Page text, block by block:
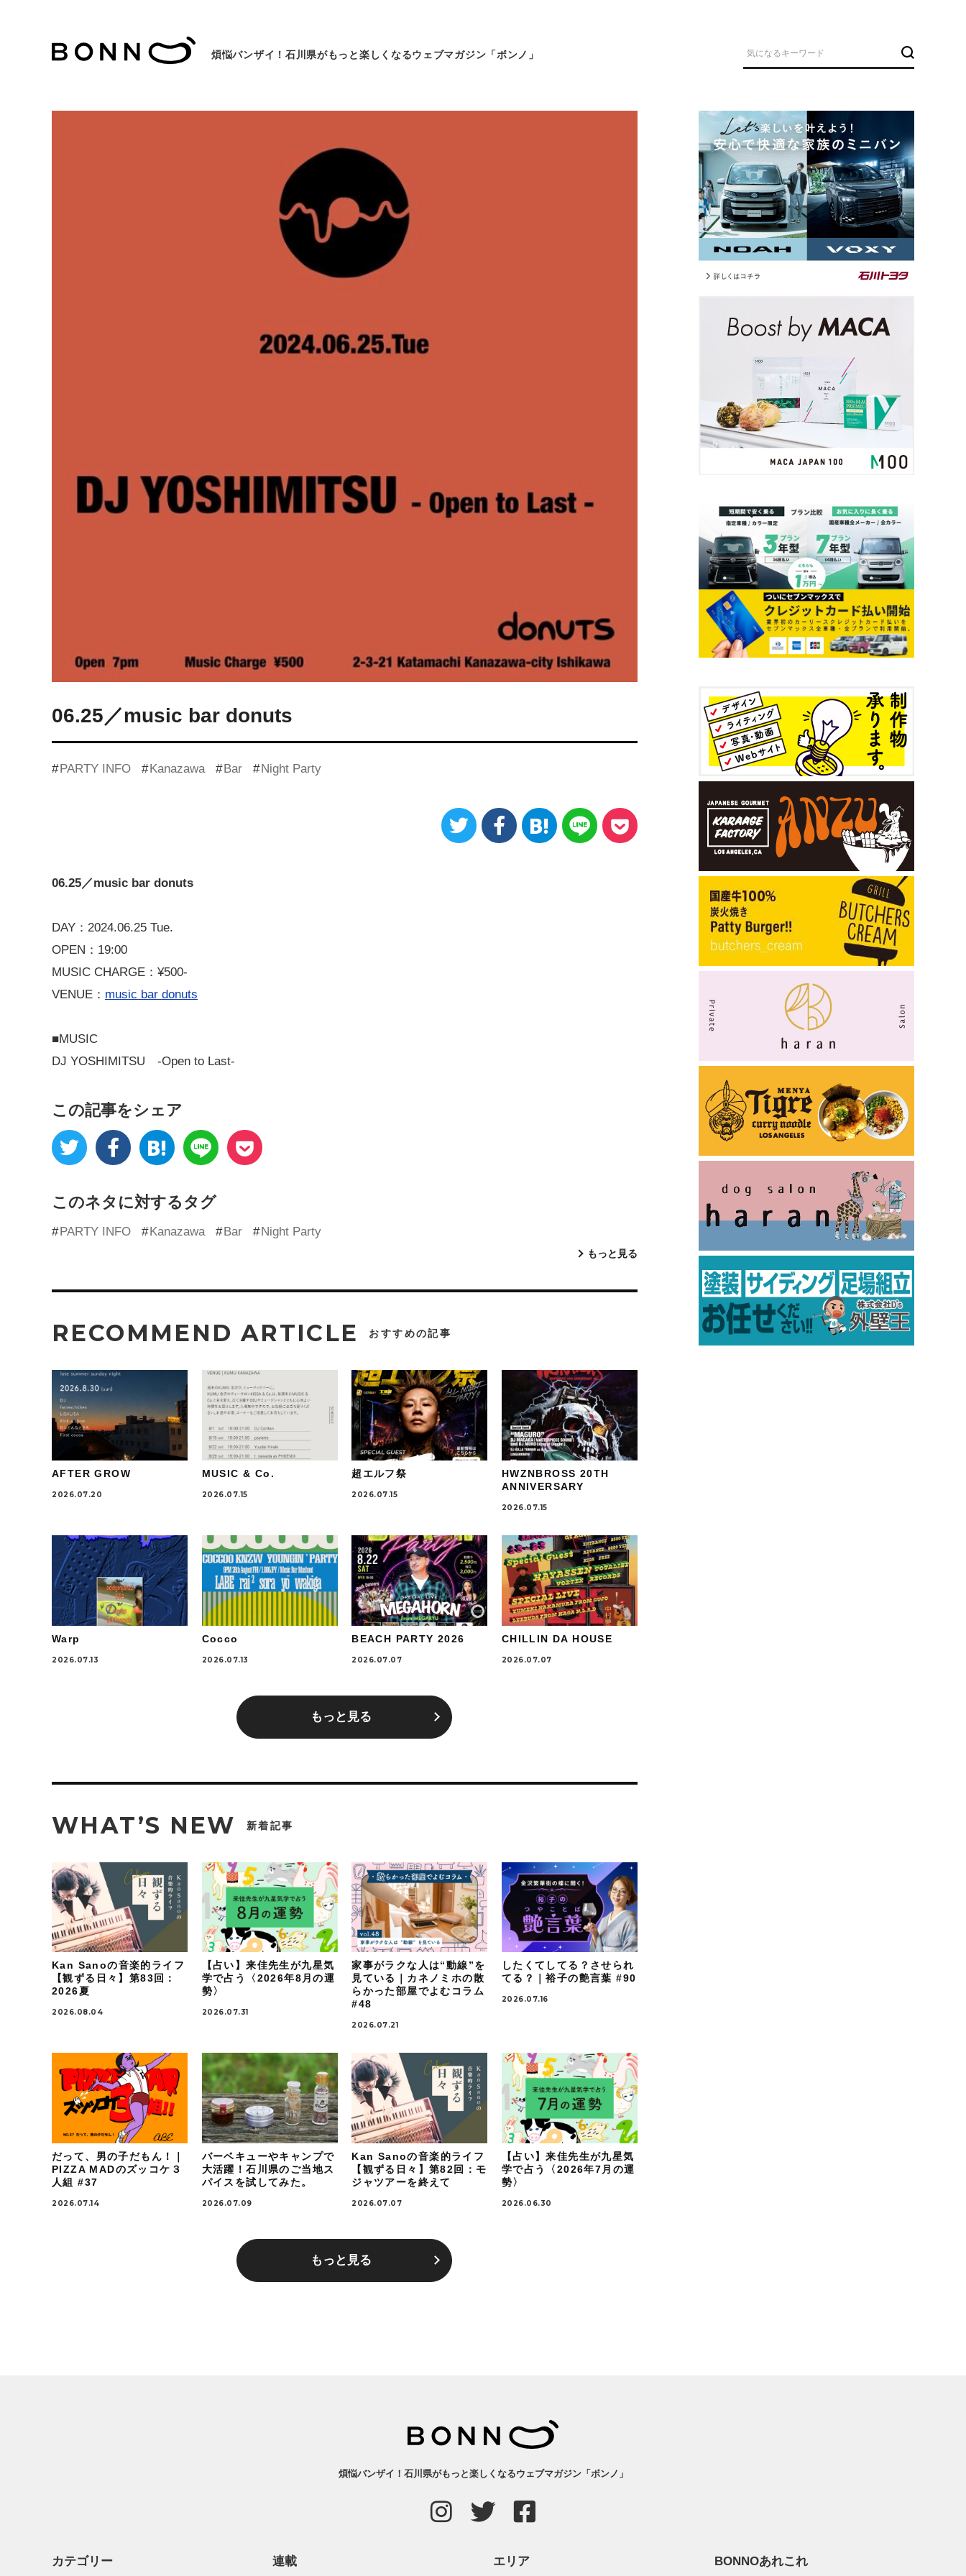
煩悩バンザイ！石川県がもっと楽しくなるウェブマガジン「ボンノ」
06.25／music bar donuts
PARTY INFO Kanazawa Bar Night Party
06.25／music bar donuts
DAY：2024.06.25 Tue.
OPEN：19:00
MUSIC CHARGE：¥500-
VENUE： music bar donuts
■MUSIC
DJ YOSHIMITSU -Open to Last-
この記事をシェア
このネタに対するタグ
PARTY INFO Kanazawa Bar Night Party
もっと見る
RECOMMEND ARTICLE おすすめの記事
AFTER GROW
2026.07.20
MUSIC & Co.
2026.07.15
超エルフ祭
2026.07.15
HWZNBROSS 20TH
ANNIVERSARY
2026.07.15
Warp
2026.07.13
Cocco
2026.07.13
BEACH PARTY 2026
2026.07.07
CHILLIN DA HOUSE
2026.07.07
もっと見る
WHAT’S NEW 新着記事
Kan Sanoの音楽的ライフ
【観ずる日々】第83回：
2026夏
2026.08.04
【占い】来佳先生が九星気
学で占う〈2026年8月の運
勢〉
2026.07.31
家事がラクな人は“動線”を
見ている｜カネノミホの散
らかった部屋でよむコラム
#48
2026.07.21
したくてしてる？させられ
てる？｜裕子の艶言葉 #90
2026.07.16
だって、男の子だもん！｜
PIZZA MADのズッコケ３
人組 #37
2026.07.14
バーベキューやキャンプで
大活躍！石川県のご当地ス
パイスを試してみた。
2026.07.09
Kan Sanoの音楽的ライフ
【観ずる日々】第82回：モ
ジャツアーを終えて
2026.07.07
【占い】来佳先生が九星気
学で占う〈2026年7月の運
勢〉
2026.06.30
もっと見る
煩悩バンザイ！石川県がもっと楽しくなるウェブマガジン「ボンノ」
カテゴリー 連載 エリア BONNOあれこれ